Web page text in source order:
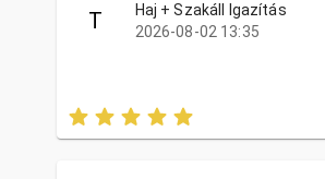
T
Haj + Szakáll Igazítás
2026-08-02 13:35